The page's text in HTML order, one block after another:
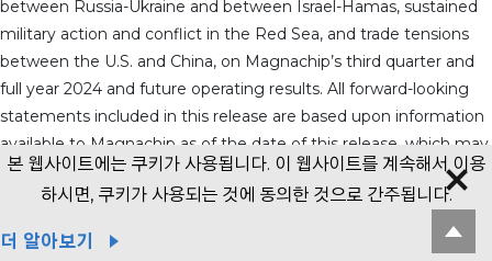
between Russia-Ukraine and between Israel-Hamas, sustained
military action and conflict in the Red Sea, and trade tensions
between the U.S. and China, on Magnachip’s third quarter and
full year 2024 and future operating results. All forward-looking
statements included in this release are based upon information
available to Magnachip as of the date of this release, which may
change, and we assume no obligation to update any such
forward-looking statements. These statements are not
guarantees of future performance and actual results could differ
materially from our current expectations. Factors that could
본 웹사이트에는 쿠키가 사용됩니다. 이 웹사이트를 계속해서 이용
하시면, 쿠키가 사용되는 것에 동의한 것으로 간주됩니다.
더 알아보기